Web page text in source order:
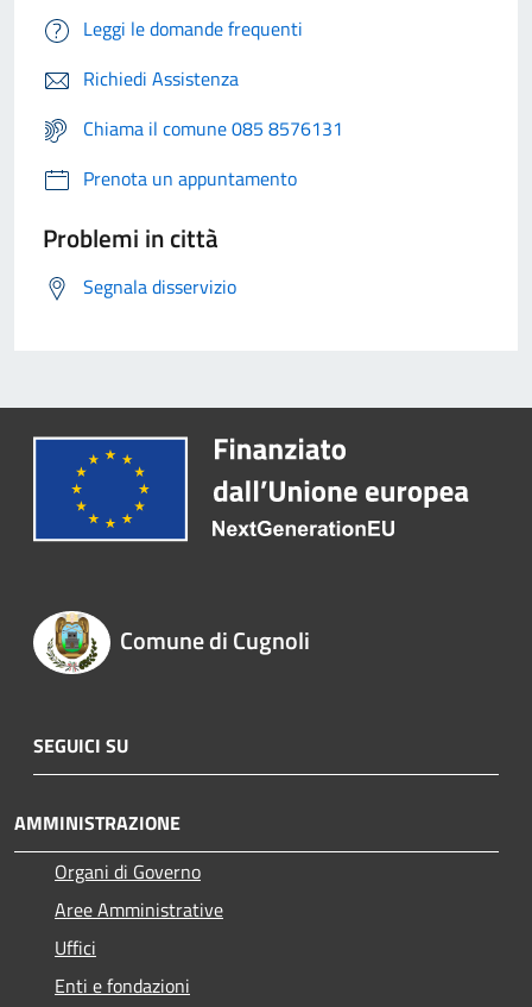
Leggi le domande frequenti
Richiedi Assistenza
Chiama il comune 085 8576131
Prenota un appuntamento
Problemi in città
Segnala disservizio
Comune di Cugnoli
SEGUICI SU
AMMINISTRAZIONE
Organi di Governo
Aree Amministrative
Uffici
Enti e fondazioni